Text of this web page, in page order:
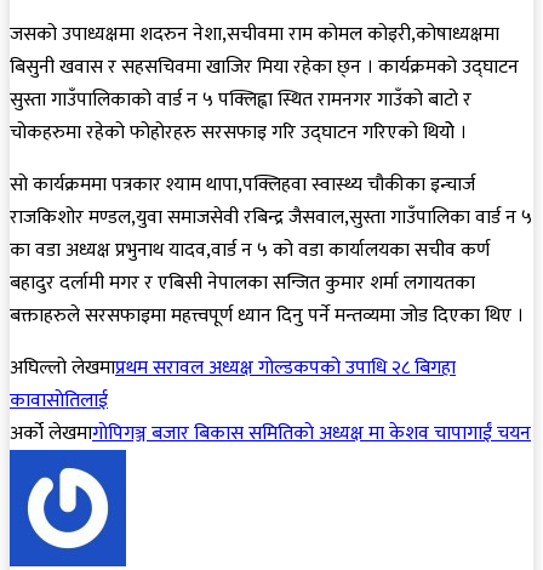
जसको उपाध्यक्षमा शदरुन नेशा,सचीवमा राम कोमल कोइरी,कोषाध्यक्षमा
बिसुनी खवास र सहसचिवमा खाजिर मिया रहेका छ्न । कार्यक्रमको उद्घाटन
सुस्ता गाउँपालिकाको वार्ड न ५ पक्लिह्वा स्थित रामनगर गाउँको बाटो र
चोकहरुमा रहेको फोहोरहरु सरसफाइ गरि उद्घाटन गरिएको थियोे ।
सो कार्यक्रममा पत्रकार श्याम थापा,पक्लिहवा स्वास्थ्य चौकीका इन्चार्ज
राजकिशोर मण्डल,युवा समाजसेवी रबिन्द्र जैसवाल,सुस्ता गाउँपालिका वार्ड न ५
का वडा अध्यक्ष प्रभुनाथ यादव,वार्ड न ५ को वडा कार्यालयका सचीव कर्ण
बहादुर दर्लामी मगर र एबिसी नेपालका सन्जित कुमार शर्मा लगायतका
बक्ताहरुले सरसफाइमा महत्त्वपूर्ण ध्यान दिनु पर्ने मन्तव्यमा जोड दिएका थिए ।
अघिल्लो लेखमाप्रथम सरावल अध्यक्ष गोल्डकपको उपाधि २८ बिगहा
कावासाेतिलाई
अर्को लेखमागाेपिगञ्ज बजार बिकास समितिकाे अध्यक्ष मा केशव चापागाईं चयन